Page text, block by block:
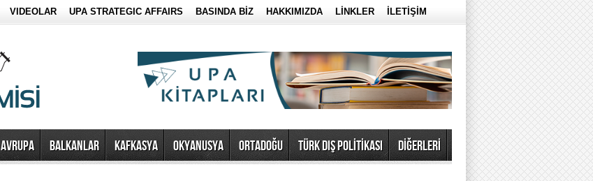
VIDEOLAR UPA STRATEGIC AFFAIRS BASINDA BİZ HAKKIMIZDA LİNKLER İLETİŞİM
AVRUPA BALKANLAR KAFKASYA OKYANUSYA ORTADOĞU TÜRK DIŞ POLİTİKASI DİĞERLERİ